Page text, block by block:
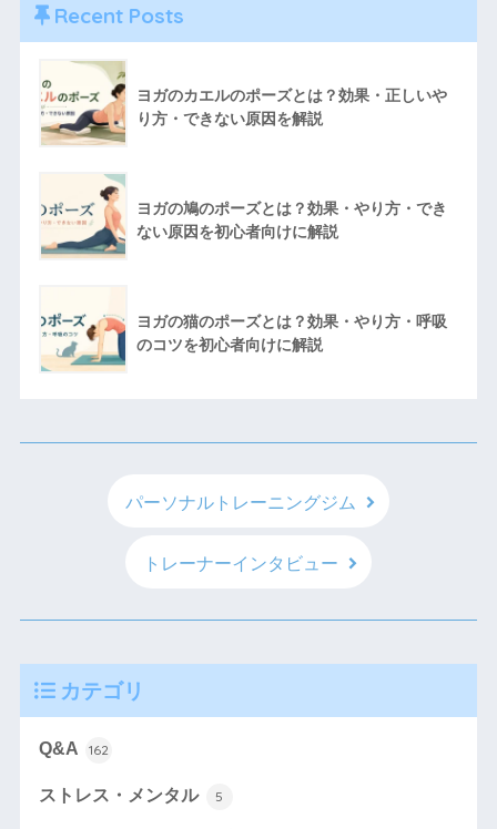
Recent Posts
ヨガのカエルのポーズとは？効果・正しいや
り方・できない原因を解説
ヨガの鳩のポーズとは？効果・やり方・でき
ない原因を初心者向けに解説
ヨガの猫のポーズとは？効果・やり方・呼吸
のコツを初心者向けに解説
パーソナルトレーニングジム
トレーナーインタビュー
カテゴリ
Q&A 162
ストレス・メンタル 5